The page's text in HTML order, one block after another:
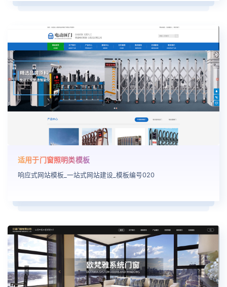
适用于门窗照明类模板
响应式网站模板_一站式网站建设_模板编号020